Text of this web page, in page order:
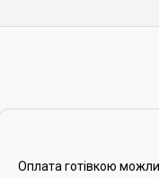
Оплата готівкою